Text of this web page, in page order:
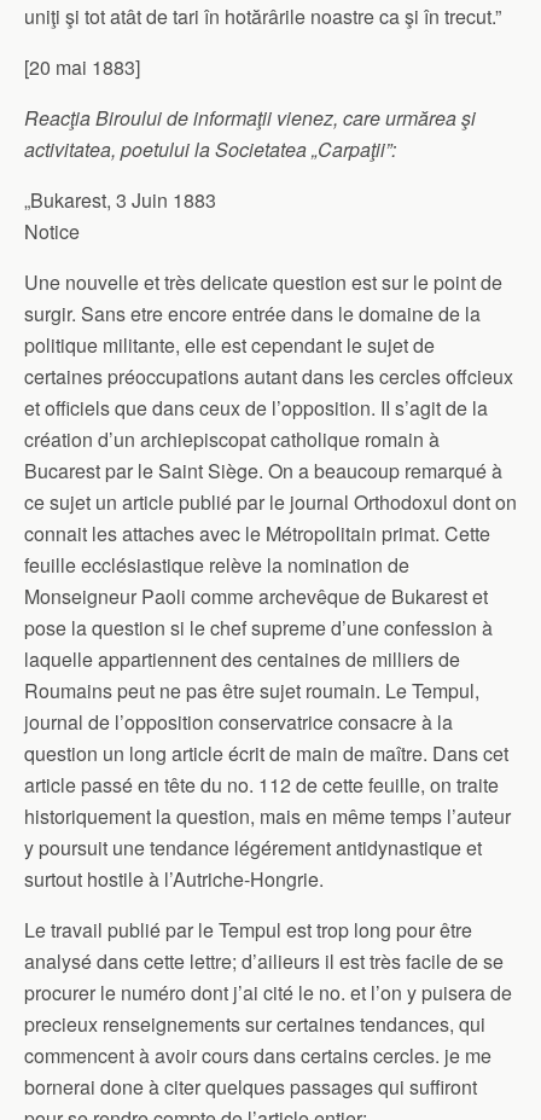
uniţi şi tot atât de tari în hotărârile noastre ca şi în trecut.”
[20 mai 1883]
Reacţia Biroului de informaţii vienez, care urmărea şi
activitatea, poetului la Societatea „Carpaţii”:
„Bukarest, 3 Juin 1883
Notice
Une nouvelle et très delicate question est sur le point de
surgir. Sans etre encore entrée dans le domaine de la
politique militante, elle est cependant le sujet de
certaines préoccupations autant dans les cercles offcieux
et officiels que dans ceux de l’opposition. II s’agit de la
création d’un archiepiscopat catholique romain à
Bucarest par le Saint Siège. On a beaucoup remarqué à
ce sujet un article publié par le journal Orthodoxul dont on
connait les attaches avec le Métropolitain primat. Cette
feuille ecclésiastique relève la nomination de
Monseigneur Paoli comme archevêque de Bukarest et
pose la question si le chef supreme d’une confession à
laquelle appartiennent des centaines de milliers de
Roumains peut ne pas être sujet roumain. Le Tempul,
journal de l’opposition conservatrice consacre à la
question un long article écrit de main de maître. Dans cet
article passé en tête du no. 112 de cette feuille, on traite
historiquement la question, mais en même temps l’auteur
y poursuit une tendance légérement antidynastique et
surtout hostile à l’Autriche-Hongrie.
Le travail publié par le Tempul est trop long pour être
analysé dans cette lettre; d’ailieurs il est très facile de se
procurer le numéro dont j’ai cité le no. et l’on y puisera de
precieux renseignements sur certaines tendances, qui
commencent à avoir cours dans certains cercles. je me
bornerai done à citer quelques passages qui suffiront